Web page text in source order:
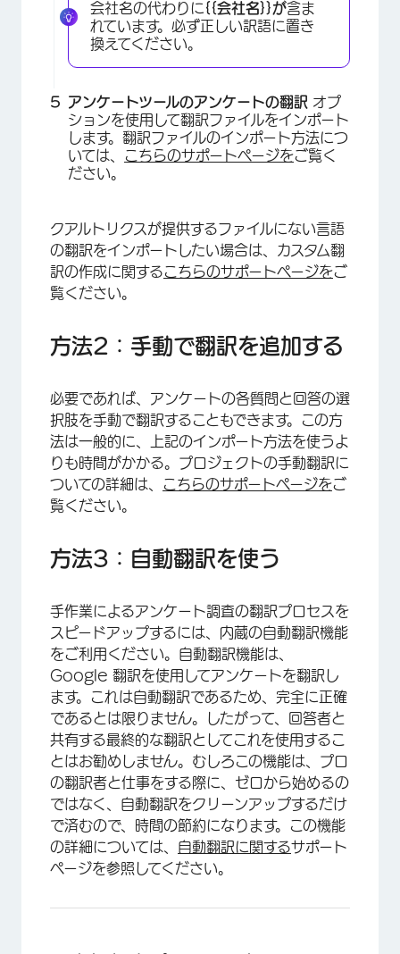
会社名の代わりに {{会社名}}が含ま
れています。必ず正しい訳語に置き
換えてください。
アンケートツールのアンケートの翻訳 オプ
ションを使用して翻訳ファイルをインポート
します。翻訳ファイルのインポート方法につ
いては、
こちらのサポートページをご覧く
ださい。
クアルトリクスが提供するファイルにない言語
の翻訳をインポートしたい場合は、カスタム翻
訳の作成に関するこちらのサポートページをご
覧ください。
方法2：手動で翻訳を追加する
必要であれば、アンケートの各質問と回答の選
択肢を手動で翻訳することもできます。この方
法は一般的に、上記のインポート方法を使うよ
りも時間がかかる。プロジェクトの手動翻訳に
ついての詳細は、
こちらのサポートページをご
覧ください。
方法3：自動翻訳を使う
手作業によるアンケート調査の翻訳プロセスを
スピードアップするには、内蔵の自動翻訳機能
をご利用ください。自動翻訳機能は、
Google 翻訳を使用してアンケートを翻訳し
ます。これは自動翻訳であるため、完全に正確
であるとは限りません。したがって、回答者と
共有する最終的な翻訳としてこれを使用するこ
とはお勧めしません。むしろこの機能は、プロ
の翻訳者と仕事をする際に、ゼロから始めるの
ではなく、自動翻訳をクリーンアップするだけ
で済むので、時間の節約になります。この機能
の詳細については、 自動翻訳に関するサポート
ページを参照してください。